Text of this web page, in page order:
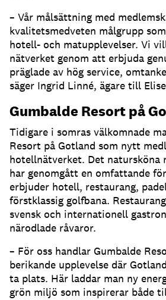
– Vår målsättning med
kvalitetsmedveten målgrupp
hotell- och matupplevelser. Vi
nätverket genom att erbjuda
präglade av hög service,
säger Ingrid Linné, ägare till
Gumbalde Resort på
Tidigare i somras välkomnade
Resort på Gotland som nytt
hotellnätverket. Det natursköna
har genomgått en omfattande
erbjuder hotell, restaurang,
förstklassig golfbana.
svensk och internationell
närodlade råvaror.
– För oss handlar Gumbalde
berikande upplevelse där
ta plats. Här laddar man ny
grön miljö som inspirerar både